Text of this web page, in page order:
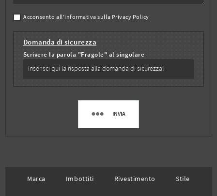
Acconsento all'informativa sulla Privacy Policy
Domanda di sicurezza
Scrivere la parola "Fragole" al singolare
INVIA
Marca Imbottiti Rivestimento Stile